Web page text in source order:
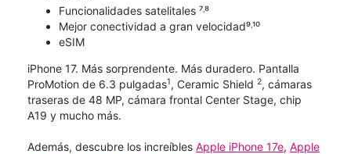
Funcionalidades satelitales ⁷˒⁸
Mejor conectividad a gran velocidad⁹˒¹⁰
eSIM
iPhone 17. Más sorprendente. Más duradero. Pantalla
ProMotion de 6.3 pulgadas1, Ceramic Shield 2, cámaras
traseras de 48 MP, cámara frontal Center Stage, chip
A19 y mucho más.
Además, descubre los increíbles Apple iPhone 17e, Apple